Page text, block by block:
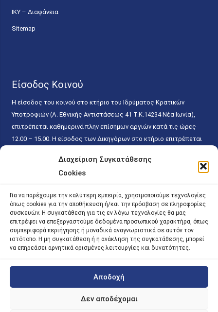
Διαχείριση Συγκατάθεσης
Cookies
Για να παρέχουμε την καλύτερη εμπειρία, χρησιμοποιούμε τεχνολογίες
όπως cookies για την αποθήκευση ή/και την πρόσβαση σε πληροφορίες
συσκευών. Η συγκατάθεση για τις εν λόγω τεχνολογίες θα μας
επιτρέψει να επεξεργαστούμε δεδομένα προσωπικού χαρακτήρα, όπως
συμπεριφορά περιήγησης ή μοναδικά αναγνωριστικά σε αυτόν τον
ιστότοπο. Η μη συγκατάθεση ή η ανάκληση της συγκατάθεσης, μπορεί
να επηρεάσει αρνητικά ορισμένες λειτουργίες και δυνατότητες.
Αποδοχή
Δεν αποδέχομαι
ΙΚΥ – Διαφάνεια
Sitemap
Είσοδος Κοινού
Η είσοδος του κοινού στο κτήριο του Ιδρύματος Κρατικών
Υποτροφιών (Λ. Εθνικής Αντιστάσεως 41 T.K.14234 Νέα Ιωνία),
επιτρέπεται καθημερινά πλην επίσημων αργιών κατά τις ώρες
12.00 – 15.00. Η είσοδος των Δικηγόρων στο κτήριο επιτρέπεται
κάθε εργάσιμη ημέρα και ώρα χωρίς κανέναν χρονικό ή άλλο
περιορισμό. Η είσοδος του κοινού ειδικά στο γραφείο του
15.00. Η εξυπηρέτηση του κοινού πραγματοποιείται βάσει των
παγίων ισχυουσών διατάξεων. Για την αποφυγή συνωστισμού
εντός του εσωτερικού χώρου εξυπηρέτησης και αναμονής του
κοινού, η εξυπηρέτησή του δύναται να πραγματοποιείται κατόπιν
προγραμματισμένου ραντεβού.
| iky.gr | All Rights Reserved
Designed and Developed by ACM Digital